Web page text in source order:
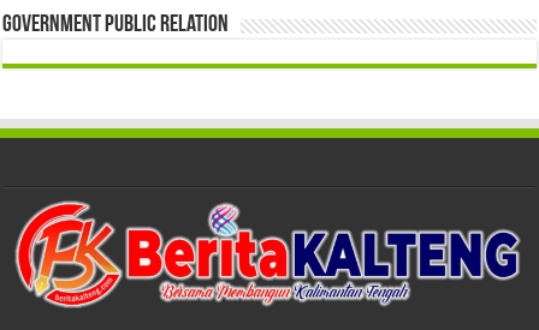
Government Public Relation